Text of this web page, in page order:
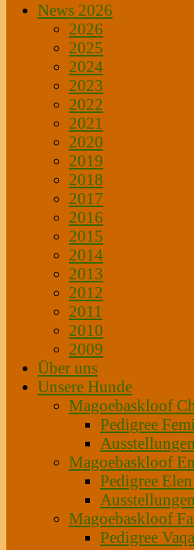
News 2026
2026
2025
2024
2023
2022
2021
2020
2019
2018
2017
2016
2015
2014
2013
2012
2011
2010
2009
Über uns
Unsere Hunde
Magoebaskloof
Pedigree Femi
Magoebaskloof
Pedigree
Magoebaskloof
Pedigree